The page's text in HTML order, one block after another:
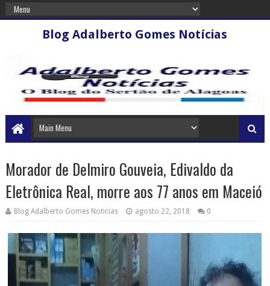
Blog Adalberto Gomes Notícias
Morador de Delmiro Gouveia, Edivaldo da
Eletrônica Real, morre aos 77 anos em Maceió
Blog Adalberto Gomes Noticias agosto 22, 2018 0